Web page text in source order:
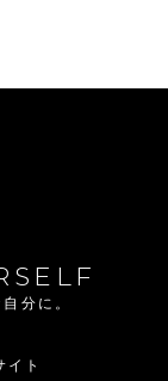
分に。
イト